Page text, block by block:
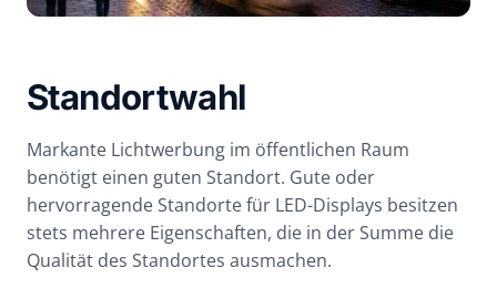
Standortwahl
Markante Lichtwerbung im öffentlichen Raum
benötigt einen guten Standort. Gute oder
hervorragende Standorte für LED-Displays besitzen
stets mehrere Eigenschaften, die in der Summe die
Qualität des Standortes ausmachen.